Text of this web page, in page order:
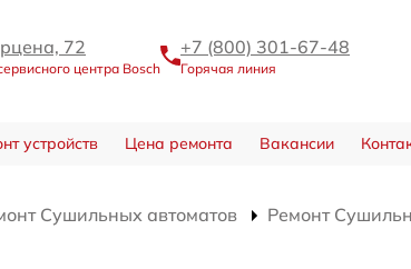
72
центра Bosch
+7 (800) 301-67-48
Горячая линия
устройств Цена ремонта Вакансии
Сушильных автоматов
Ремонт